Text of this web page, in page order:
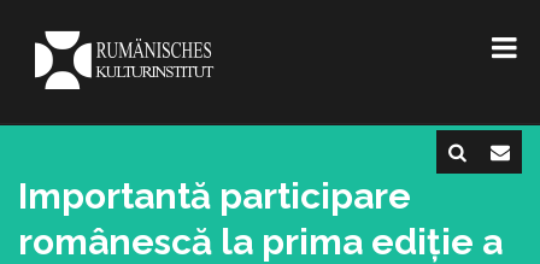
Importantă participare
românescă la prima ediție a